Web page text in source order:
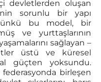
devletlerden oluşan
sorunlu bir yapı
bu model, bir
ve yurttaşlarının
sağlayan –
üstü ve küresel
güçten yoksundu.
federasyonda birleşen